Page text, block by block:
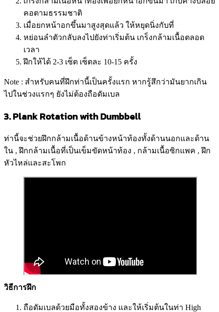
คอตามธรรมชาติ
เมื่อยกหน้าอกขึ้นมาสูงสุดแล้ว ให้หยุดนิ่งกับที่
หย่อนลำตัวกลับลงไปยังท่าเริ่มต้น เกร็งกล้ามเนื้อตลอด
เวลา
ฝึกให้ได้ 2-3 เซ็ต เซ็ตละ 10-15 ครั้ง
Note : สำหรับคนที่ฝึกท่านี้เป็นครั้งแรก หากรู้สึกว่ามันยากเกิน
ไปในช่วงแรกๆ ยังไม่ต้องถือดัมเบล
3. Plank Rotation with Dumbbell
ท่านี้จะช่วยฝึกกล้ามเนื้อด้านข้างหน้าท้องทั้งด้านนอกและด้าน
ใน , ฝึกกล้ามเนื้อที่เป็นเข็มขัดหน้าท้อง , กล้ามเนื้อซิกแพค , ฝึก
หัวไหล่และสะโพก
วิธีการฝึก
ถือดัมเบลด้วยมือทั้งสองข้าง และให้เริ่มต้นในท่า High